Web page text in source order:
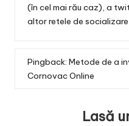
(în cel mai rău caz), a
altor retele de
Pingback: Metode de a
Cornovac Online
Lasă